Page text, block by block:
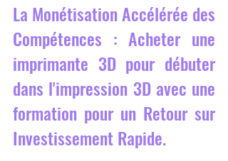
La Monétisation Accélérée des
Compétences : Acheter une
imprimante 3D pour débuter
dans l'impression 3D avec une
formation pour un Retour sur
Investissement Rapide.